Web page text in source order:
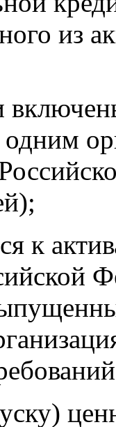
из
к